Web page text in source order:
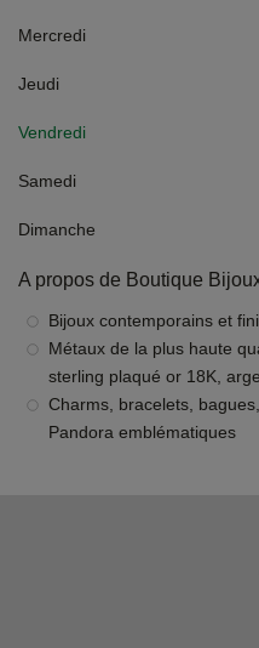
Mercredi
Jeudi
Vendredi
Samedi
Dimanche
A propos de Boutique
Bijoux contemporains et
Métaux de la plus haute
sterling plaqué or 18K,
Charms, bracelets,
Pandora emblématiques